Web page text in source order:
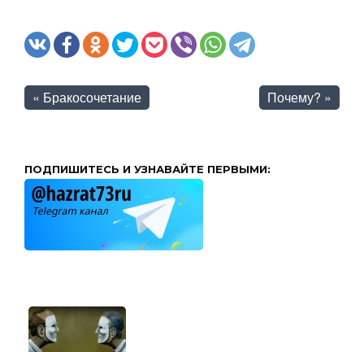
Почему? »
« Бракосочетание
ПОДПИШИТЕСЬ И УЗНАВАЙТЕ ПЕРВЫМИ: